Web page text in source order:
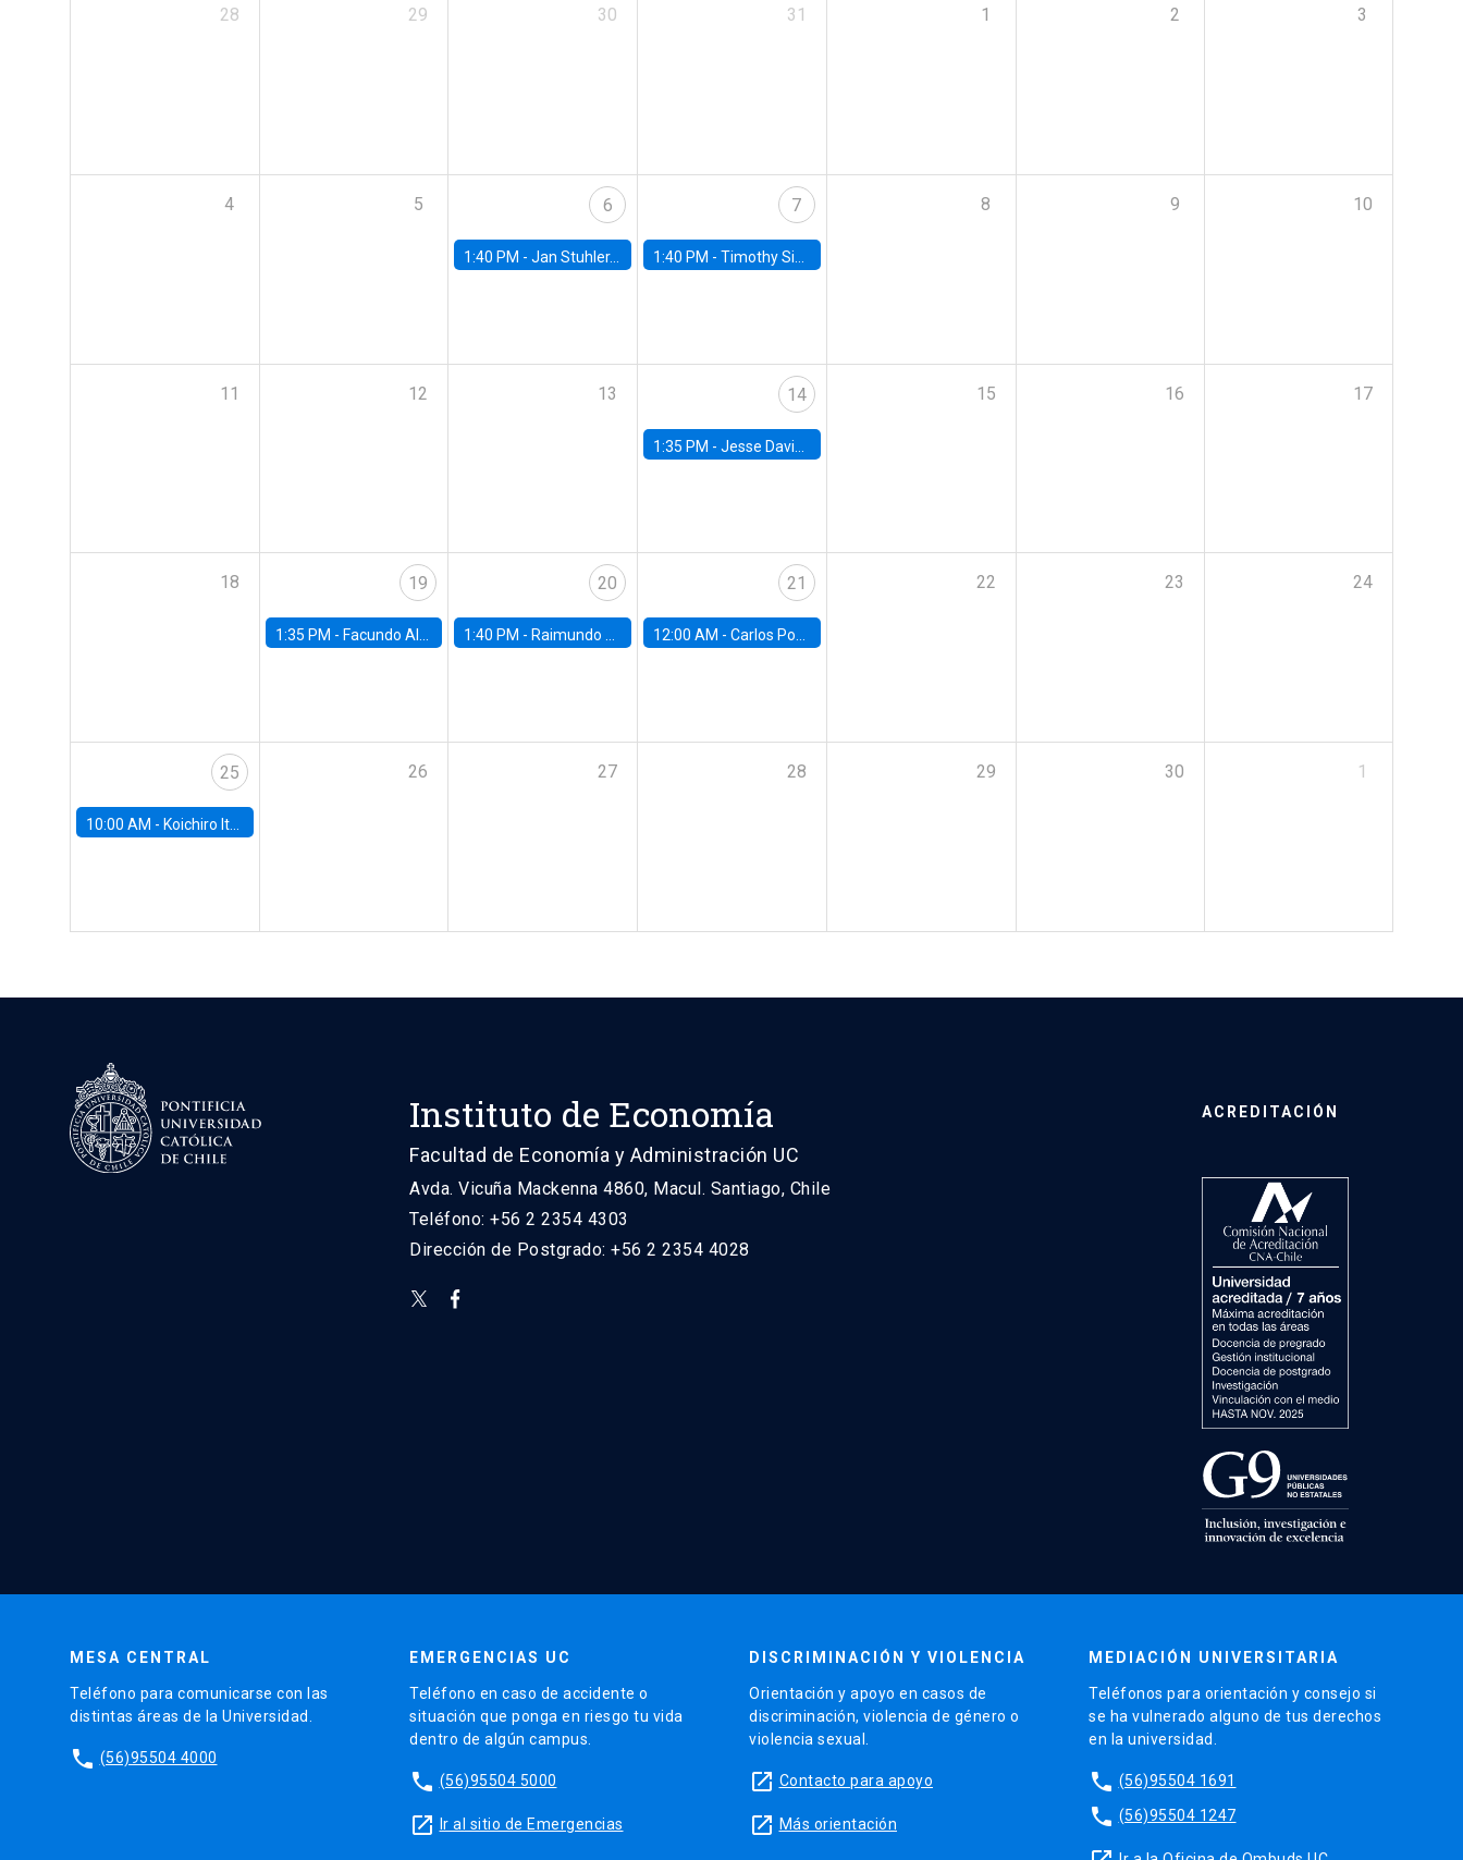
28 29 30 31 1 2 3
4 5 6
1:40 PM -Jan Stuhler, Universidad Carlos III de Madrid
7
1:40 PM -Timothy Simcoe, Boston University
8 9 10
11 12 13 14
1:35 PM -Jesse Davis, University of North Carolina at Chapel Hill
15 16 17
18 19
1:35 PM - Facundo Albornoz, Universidad de San Andrés
20
1:40 PM - Raimundo Undurraga, Centro de Economía Aplicada, Universidad de Chile
21
12:00 AM -Carlos Ponce, UAH
22 23 24
25
10:00 AM - Koichiro Ito, University of Chicago
26 27 28 29 30 1
Instituto de Economía
Facultad de Economía y Administración UC
Avda. Vicuña Mackenna 4860, Macul. Santiago, Chile
Teléfono: +56 2 2354 4303
Dirección de Postgrado: +56 2 2354 4028
ACREDITACIÓN
MESA CENTRAL
Teléfono para comunicarse con las
distintas áreas de la Universidad.
phone (56)95504 4000
EMERGENCIAS UC
Teléfono en caso de accidente o
situación que ponga en riesgo tu vida
dentro de algún campus.
phone (56)95504 5000
launch Ir al sitio de Emergencias
DISCRIMINACIÓN Y VIOLENCIA
Orientación y apoyo en casos de
discriminación, violencia de género o
violencia sexual.
launch Contacto para apoyo
launch Más orientación
MEDIACIÓN UNIVERSITARIA
Teléfonos para orientación y consejo si
se ha vulnerado alguno de tus derechos
en la universidad.
phone (56)95504 1691
phone (56)95504 1247